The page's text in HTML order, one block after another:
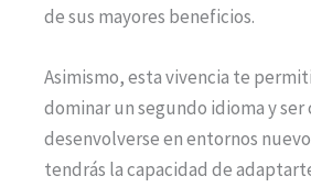
de sus mayores beneficios.
Asimismo, esta vivencia te
dominar un segundo idioma y ser
desenvolverse en entornos
tendrás la capacidad de